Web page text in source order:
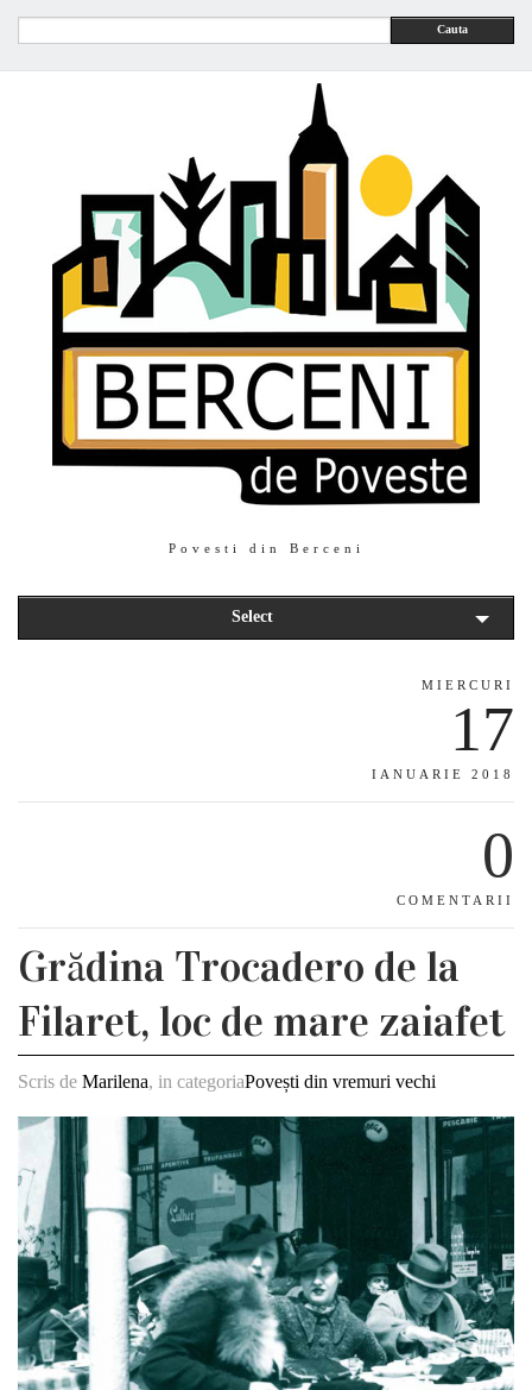
Cauta
Povesti din Berceni
Select
MIERCURI
17
IANUARIE 2018
0
COMENTARII
Grădina Trocadero de la
Filaret, loc de mare zaiafet
Scris de Marilena, in categoriaPovești din vremuri vechi